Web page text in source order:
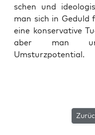
schen und
man sich in Geduld
eine kon­ser­va­ti­ve
aber man
Umsturzpotential.